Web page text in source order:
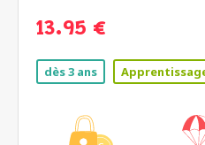
13.95 €
dès 3 ans